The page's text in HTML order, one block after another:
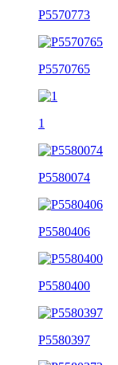
P5570773
P5570765
1
P5580074
P5580406
P5580400
P5580397